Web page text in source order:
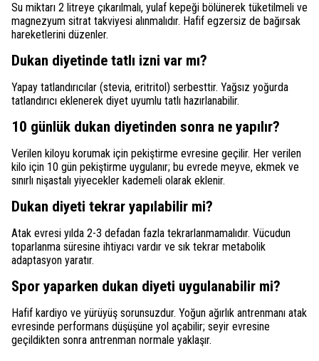
Su miktarı 2 litreye çıkarılmalı, yulaf kepeği bölünerek tüketilmeli ve
magnezyum sitrat takviyesi alınmalıdır. Hafif egzersiz de bağırsak
hareketlerini düzenler.
Dukan diyetinde tatlı izni var mı?
Yapay tatlandırıcılar (stevia, eritritol) serbesttir. Yağsız yoğurda
tatlandırıcı eklenerek diyet uyumlu tatlı hazırlanabilir.
10 günlük dukan diyetinden sonra ne yapılır?
Verilen kiloyu korumak için pekiştirme evresine geçilir. Her verilen
kilo için 10 gün pekiştirme uygulanır; bu evrede meyve, ekmek ve
sınırlı nişastalı yiyecekler kademeli olarak eklenir.
Dukan diyeti tekrar yapılabilir mi?
Atak evresi yılda 2-3 defadan fazla tekrarlanmamalıdır. Vücudun
toparlanma süresine ihtiyacı vardır ve sık tekrar metabolik
adaptasyon yaratır.
Spor yaparken dukan diyeti uygulanabilir mi?
Hafif kardiyo ve yürüyüş sorunsuzdur. Yoğun ağırlık antrenmanı atak
evresinde performans düşüşüne yol açabilir; seyir evresine
geçildikten sonra antrenman normale yaklaşır.